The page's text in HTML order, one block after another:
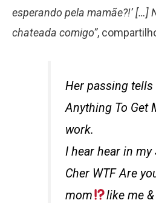
esperando pela mamãe?!’ […]
chateada comigo”,
Her passing
Anything To Get
work.
I hear hear in my
Cher WTF Are
mom
like me